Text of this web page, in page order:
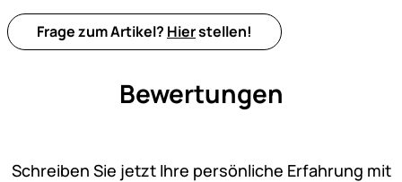
Frage zum Artikel? Hierstellen!
Bewertungen
Schreiben Sie jetzt Ihre persönliche Erfahrung mit